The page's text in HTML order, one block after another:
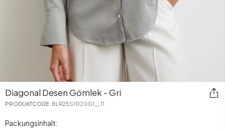
Diagonal Desen Gömlek - Gri
PRODUKTCODE: BLR25S102001__11
Packungsinhalt: